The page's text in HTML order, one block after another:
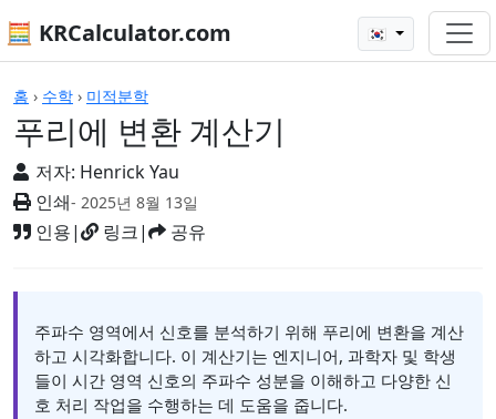
🧮 KRCalculator.com 🇰🇷
홈 › 수학 › 미적분학
푸리에 변환 계산기
저자: Henrick Yau
인쇄- 2025년 8월 13일
인용| 링크| 공유
계산기
주파수 영역에서 신호를 분석하기 위해 푸리에 변환을 계산
하고 시각화합니다. 이 계산기는 엔지니어, 과학자 및 학생
들이 시간 영역 신호의 주파수 성분을 이해하고 다양한 신
호 처리 작업을 수행하는 데 도움을 줍니다.